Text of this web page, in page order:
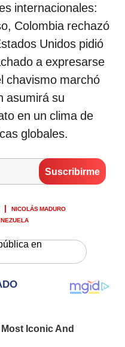
internacionales:
Colombia rechazó
Unidos pidió
a expresarse
chavismo marchó
asumirá su
en un clima de
globales.
NICOLÁS MADURO
en